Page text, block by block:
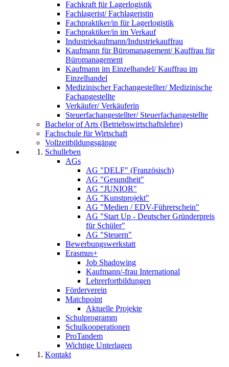
Fachkraft für Lagerlogistik
Fachlagerist/ Fachlageristin
Fachpraktiker/in für Lagerlogistik
Fachpraktiker/in im Verkauf
Industriekaufmann/Industriekauffrau
Kaufmann für Büromanagement/ Kauffrau für
Büromanagement
Kaufmann im Einzelhandel/ Kauffrau im
Einzelhandel
Medizinischer Fachangestellter/ Medizinische
Fachangestellte
Verkäufer/ Verkäuferin
Steuerfachangestellter/ Steuerfachangestellte
Bachelor of Arts (Betriebswirtschaftslehre)
Fachschule für Wirtschaft
Vollzeitbildungsgänge
Schulleben
AGs
AG "DELF" (Französisch)
AG "Gesundheit"
AG "JUNIOR"
AG "Kunstprojekt"
AG "Medien / EDV-Führerschein"
AG "Start Up - Deutscher Gründerpreis
für Schüler"
AG "Steuern"
Bewerbungswerkstatt
Erasmus+
Job Shadowing
Kaufmann/-frau International
Lehrerfortbildungen
Förderverein
Matchpoint
Aktuelle Projekte
Schulprogramm
Schulkooperationen
ProTandem
Wichtige Unterlagen
Kontakt